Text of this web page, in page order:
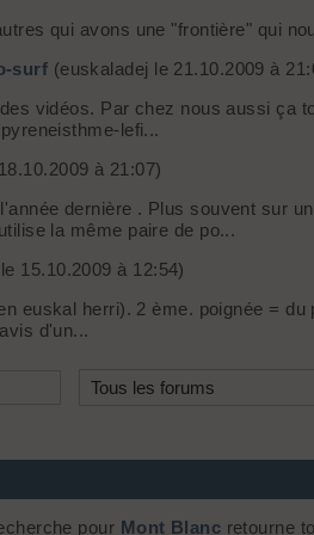
qui avons une "frontière" qui
surf (euskaladej le 21.10.2009 à
vidéos. Par chez nous aussi ça
lefi...
à 21:07)
dernière . Plus souvent sur
la même paire de po...
15.10.2009 à 12:54)
euskal herri). 2 ème. poignée =
d'un...
pour Mont Blanc retourne